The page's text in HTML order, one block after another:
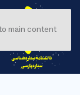
main content